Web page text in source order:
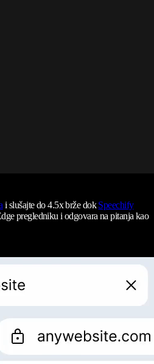
i slušajte do 4.5x brže dokSpeechify
pregledniku i odgovara na pitanja kao